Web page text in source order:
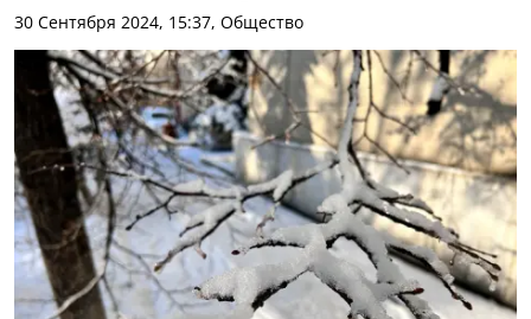
30 Сентября 2024, 15:37, Общество